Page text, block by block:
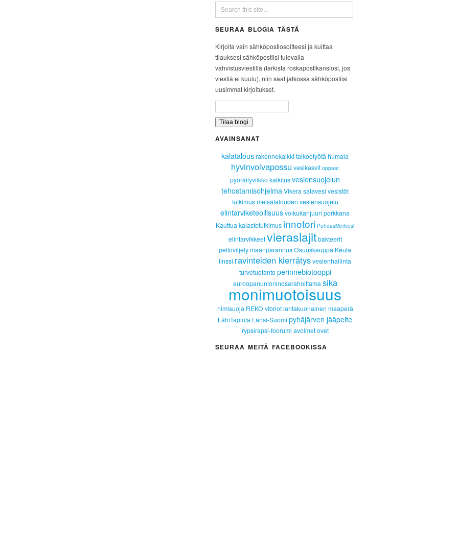
SEURAA BLOGIA TÄSTÄ
Kirjoita vain sähköpostiosoitteesi ja kuittaa
tilauksesi sähköpostiisi tulevalla
vahvistusviestillä (tarkista roskapostikansiosi, jos
viestiä ei kuulu), niin saat jatkossa sähköpostiisi
uusimmat kirjoitukset.
AVAINSANAT
kalatalousrakennekalkki talkootyötähumala
hyvinvoivapossu vesikasvit oppaat
pyöräilyviikkokalkitusvesiensuojelun
tehostamisohjelmaVikerasatavesi vesistöt
tutkimusmetsätalouden vesiensuojelu
elintarviketeollisuusvoikukanjuuri porkkana
Kauttuakalastotutkimus innotori PuhdasMerivesi
elintarvikkeetvieraslajitbakteerit
peltoviljelymaanparannusOsuuskauppa Keula
linssi ravinteiden kierrätysvesienhallinta
turvetuotantoperinnebiotooppi
euroopanunioninosarahoittamasika
monimuotoisuus
nimisuoja REKO vibriotlantakuoriainen maaperä
LähiTapiola Länsi-Suomi pyhäjärven jääpeite
rypsirapsi-foorumi avoimet ovet
SEURAA MEITÄ FACEBOOKISSA